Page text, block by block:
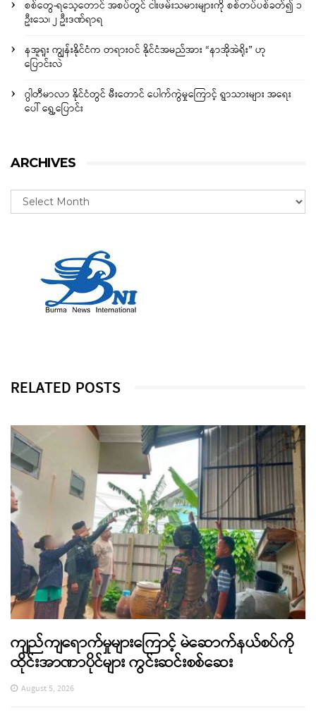
စစ်တွေ-ရသေ့တောင် အစပ်တွင် ငါးဖမ်းသမားများကို စစ်တပ်ပစ်ခတ်၍ ၁
ဦးသေ၊ ၂ ဦးဒဏ်ရာရ
နအူရူး ကျွန်းနိုင်ငံက တရားဝင် နိုင်ငံအမည်အား “နာအိုအဲရိုး” ဟု
ပြောင်းလဲ
ဂွါတီမာလာ နိုင်ငံတွင် မီးတောင် ပေါက်ကွဲမှုကြောင့် ရွာသားများ အရေး
ပေါ် ရွှေ့ပြောင်း
ARCHIVES
RELATED POSTS
ကျည်ကျရောက်မှုများကြောင့် မဲဆောက်နယ်စပ်ကို
ထိုင်းအာဏာပိုင်များ ကွင်းဆင်းစစ်ဆေး
August 5, 2026